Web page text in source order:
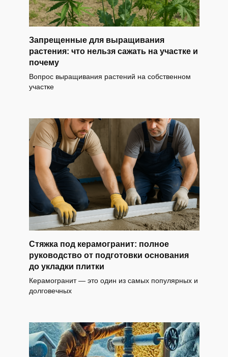
Запрещенные для выращивания
растения: что нельзя сажать на участке и
почему
Вопрос выращивания растений на собственном
участке
Стяжка под керамогранит: полное
руководство от подготовки основания
до укладки плитки
Керамогранит — это один из самых популярных и
долговечных